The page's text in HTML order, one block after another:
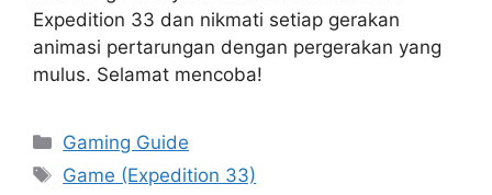
Expedition 33 dan nikmati setiap gerakan
animasi pertarungan dengan pergerakan yang
mulus. Selamat mencoba!
Categories
Gaming Guide
Tags
Game (Expedition 33)